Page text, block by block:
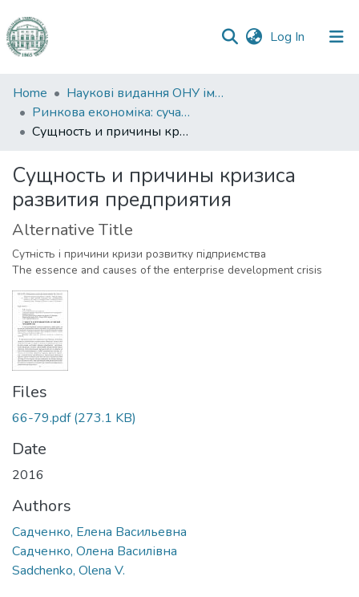
Log In (current)
Communities
&
Collections
Statistics
Home
Наукові видання ОНУ імені І. І. Мечникова
Ринкова економіка: сучасна теорія і практика управління
Сущность и причины кризиса развития предприятия
Сущность и причины кризиса
развития предприятия
Alternative Title
Сутність і причини кризи розвитку підприємства
The essence and causes of the enterprise development crisis
Files
66-79.pdf(273.1 KB)
Date
2016
Authors
Садченко, Елена Васильевна
Садченко, Олена Василівна
Sadchenko, Olena V.